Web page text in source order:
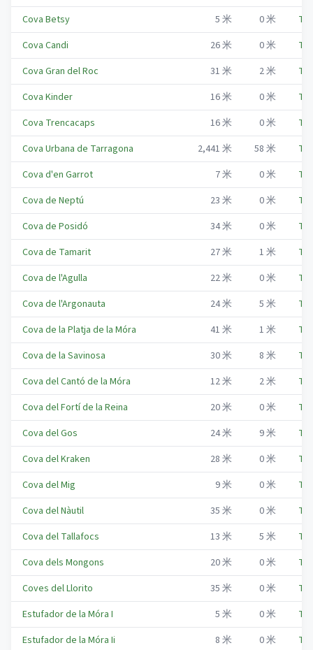
Cova Betsy
5 米 0米
Cova Candi
26米 0米
Cova Gran del Roc
31 米 2米
Cova Kinder
16米 0米
Cova Trencacaps
16米 0米
Cova Urbana de Tarragona
2,441 米 58 米
Cova d'en Garrot
7米 0米
Cova de Neptú
23 米 0米
Cova de Posidó
34米 0米
Cova de Tamarit
27米 1 米
Cova de l'Agulla
22米 0米
Cova de l'Argonauta
24米 5 米
Cova de la Platja de la Móra
41 米 1 米
Cova de la Savinosa
30米 8 米
Cova del Cantó de la Móra
12米 2米
Cova del Fortí de la Reina
20米 0米
Cova del Gos
24米 9米
Cova del Kraken
28 米 0米
Cova del Mig
9米 0米
Cova del Nàutil
35 米 0米
Cova del Tallafocs
13 米 5 米
Cova dels Mongons
20米 0米
Coves del Llorito
35 米 0米
Estufador de la Móra I
5 米 0米
Estufador de la Móra Ii
8 米 0米